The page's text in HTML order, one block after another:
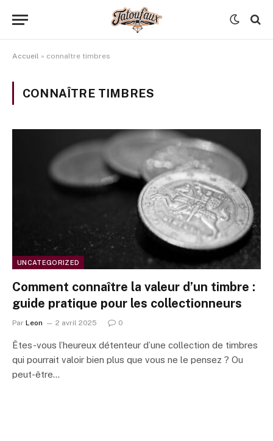
Accueil » connaître timbres
CONNAÎTRE TIMBRES
UNCATEGORIZED
Comment connaître la valeur d’un timbre :
guide pratique pour les collectionneurs
Par Leon 2 avril 2025 0
Êtes-vous l’heureux détenteur d’une collection de timbres
qui pourrait valoir bien plus que vous ne le pensez ? Ou
peut-être…